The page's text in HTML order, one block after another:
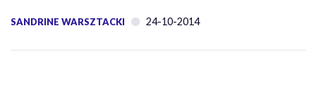
SANDRINE WARSZTACKI 24-10-2014